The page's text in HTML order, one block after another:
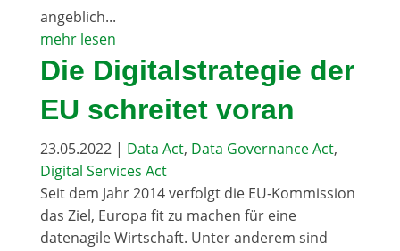
angeblich...
mehr lesen
Die Digitalstrategie der
EU schreitet voran
23.05.2022| Data Act, Data Governance Act,
Digital Services Act
Seit dem Jahr 2014 verfolgt die EU-Kommission
das Ziel, Europa fit zu machen für eine
datenagile Wirtschaft. Unter anderem sind